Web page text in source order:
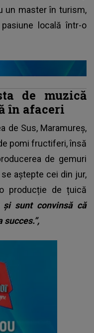
un master în turism,
locală într-o
de muzică
în afaceri
de Sus, Maramureș,
pomi fructiferi, însă
de gemuri
aștepte cei din jur,
producție de țuică
sunt convinsă că